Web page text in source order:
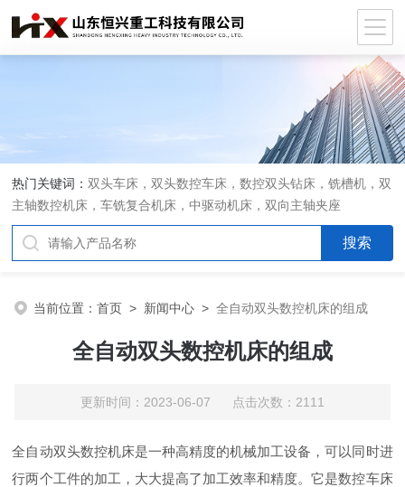
热门关键词：双头车床，双头数控车床，数控双头钻床，铣槽机，双
主轴数控机床，车铣复合机床，中驱动机床，双向主轴夹座
当前位置：首页 > 新闻中心 >全自动双头数控机床的组成
全自动双头数控机床的组成
更新时间：2023-06-07 点击次数：2111
全自动双头数控机床是一种高精度的机械加工设备，可以同时进
行两个工件的加工，大大提高了加工效率和精度。它是数控车床